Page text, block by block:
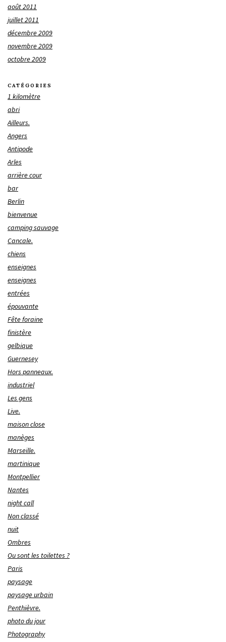
août 2011
juillet 2011
décembre 2009
novembre 2009
octobre 2009
CATÉGORIES
1 kilomètre
abri
Ailleurs.
Angers
Antipode
Arles
arrière cour
bar
Berlin
bienvenue
camping sauvage
Cancale.
chiens
enseignes
enseignes
entrées
épouvante
Fête foraine
finistère
gelbique
Guernesey
Hors panneaux.
industriel
Les gens
Live.
maison close
manèges
Marseille.
martinique
Montpellier
Nantes
night call
Non classé
nuit
Ombres
Ou sont les toilettes ?
Paris
paysage
paysage urbain
Penthièvre.
photo du jour
Photography